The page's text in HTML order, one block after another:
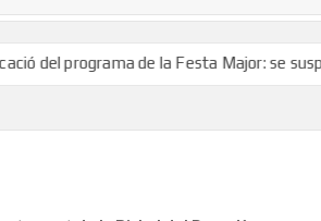
programa de la Festa Major: se suspèn